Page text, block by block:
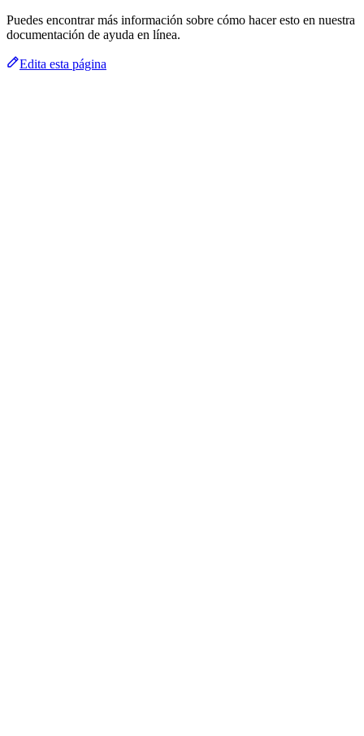
Puedes encontrar más información sobre cómo hacer esto en nuestra
documentación de ayuda en línea.
Edita esta página